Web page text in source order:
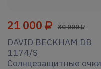
21 000 30 000
DAVID BECKHAM DB
1174/S
Солнцезащитные очки